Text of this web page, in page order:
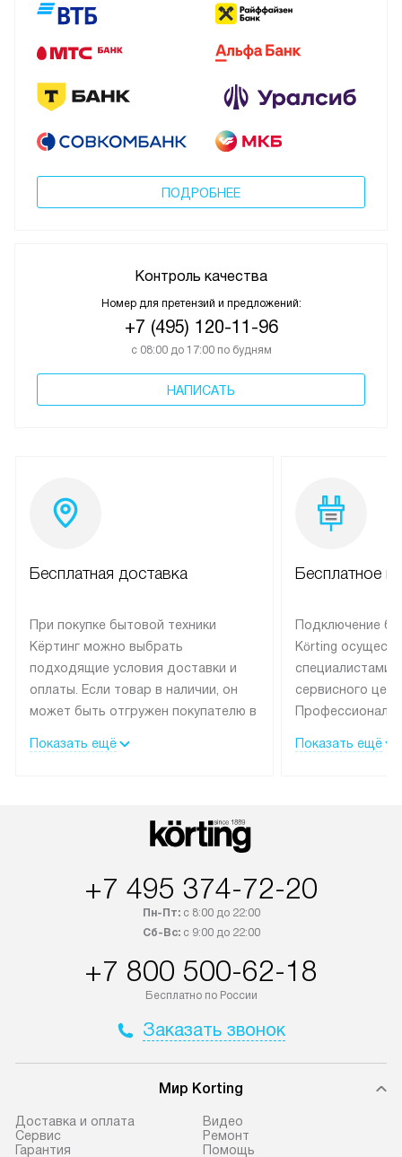
ПОДРОБНЕЕ
Контроль качества
Номер для претензий и предложений:
+7 (495) 120-11-96
с 08:00 до 17:00 по будням
НАПИСАТЬ
Бесплатная доставка
При покупке бытовой техники
Кёртинг можно выбрать
подходящие условия доставки и
оплаты. Если товар в наличии, он
может быть отгружен покупателю в
оплачивается дополнительно.
Показать ещё
Бесплатное
Подключение
Körting
специалистами
сервисного
эксплуатации
Показать ещё
+7 495 374-72-20
Пн-Пт:с 8:00 до 22:00
Сб-Вс:с 9:00 до 22:00
+7 800 500-62-18
Бесплатно по России
Заказать звонок
Мир Korting
Доставка и оплата
Сервис
Гарантия
Видео
Ремонт
Помощь